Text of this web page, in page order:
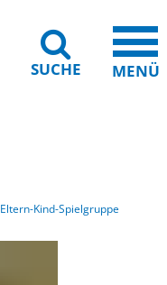
SUCHE MENÜ
Eltern-Kind-Spielgruppe